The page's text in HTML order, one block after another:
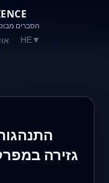
הסברים
HE▼
גזירה